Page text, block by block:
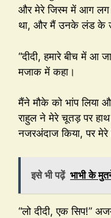
और मेरे जिस्म में आग लग
था, और मैं उनके लंड के
“दीदी, हमारे बीच में आ
मजाक में कहा।
मैंने मौके को भांप लिया
राहुल ने मेरे चूतड़ पर
नजरअंदाज किया, पर
इसे भी पढ़ें भाभी के
“लो दीदी, एक सिप!”